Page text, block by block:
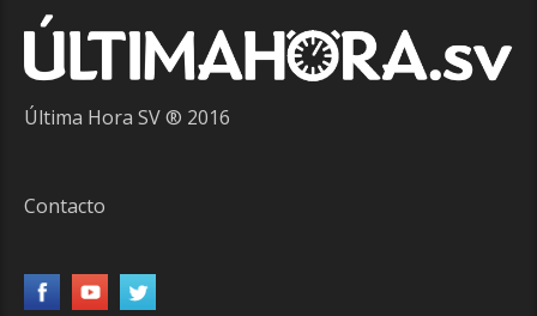
Última Hora SV ® 2016
Contacto